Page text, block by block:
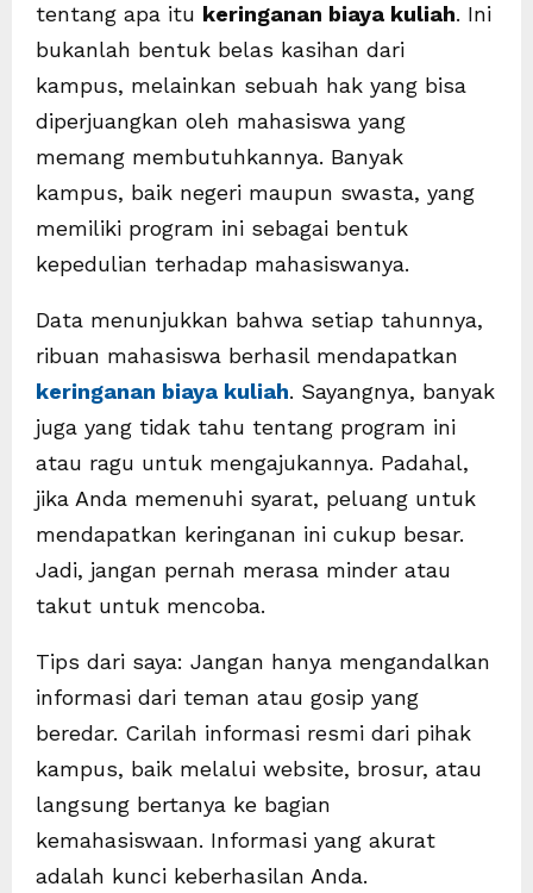
tentang apa itu keringanan biaya kuliah. Ini
bukanlah bentuk belas kasihan dari
kampus, melainkan sebuah hak yang bisa
diperjuangkan oleh mahasiswa yang
memang membutuhkannya. Banyak
kampus, baik negeri maupun swasta, yang
memiliki program ini sebagai bentuk
kepedulian terhadap mahasiswanya.
Data menunjukkan bahwa setiap tahunnya,
ribuan mahasiswa berhasil mendapatkan
keringanan biaya kuliah. Sayangnya, banyak
juga yang tidak tahu tentang program ini
atau ragu untuk mengajukannya. Padahal,
jika Anda memenuhi syarat, peluang untuk
mendapatkan keringanan ini cukup besar.
Jadi, jangan pernah merasa minder atau
takut untuk mencoba.
Tips dari saya: Jangan hanya mengandalkan
informasi dari teman atau gosip yang
beredar. Carilah informasi resmi dari pihak
kampus, baik melalui website, brosur, atau
langsung bertanya ke bagian
kemahasiswaan. Informasi yang akurat
adalah kunci keberhasilan Anda.